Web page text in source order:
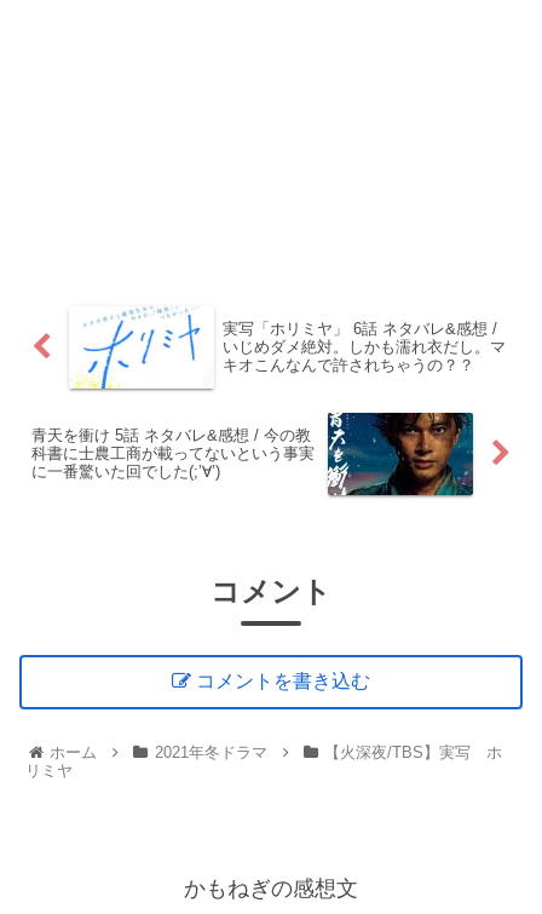
実写「ホリミヤ」 6話 ネタバレ&感想 /
いじめダメ絶対。しかも濡れ衣だし。マ
キオこんなんで許されちゃうの？？
青天を衝け 5話 ネタバレ&感想 / 今の教
科書に士農工商が載ってないという事実
に一番驚いた回でした(;’∀’)
コメント
コメントを書き込む
ホーム 2021年冬ドラマ
【火深夜/TBS】実写 ホ
リミヤ
かもねぎの感想文